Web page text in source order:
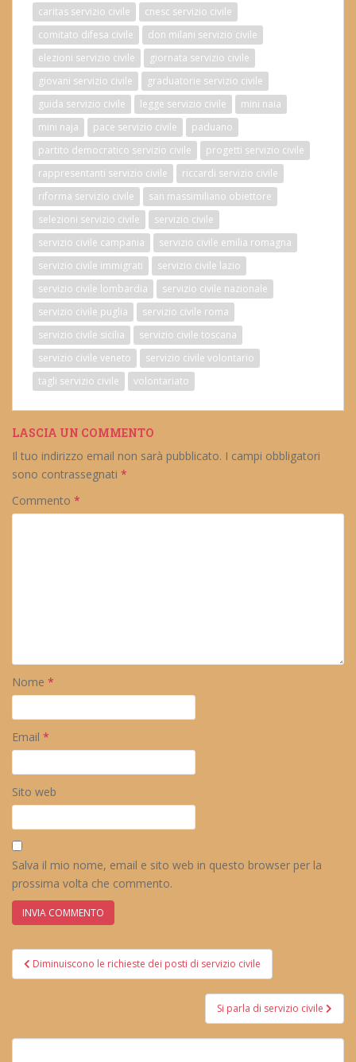
caritas servizio civile
cnesc servizio civile
comitato difesa civile
don milani servizio civile
elezioni servizio civile
giornata servizio civile
giovani servizio civile
graduatorie servizio civile
guida servizio civile
legge servizio civile
mini naia
mini naja
pace servizio civile
paduano
partito democratico servizio civile
progetti servizio civile
rappresentanti servizio civile
riccardi servizio civile
riforma servizio civile
san massimiliano obiettore
selezioni servizio civile
servizio civile
servizio civile campania
servizio civile emilia romagna
servizio civile immigrati
servizio civile lazio
servizio civile lombardia
servizio civile nazionale
servizio civile puglia
servizio civile roma
servizio civile sicilia
servizio civile toscana
servizio civile veneto
servizio civile volontario
tagli servizio civile
volontariato
LASCIA UN COMMENTO
Il tuo indirizzo email non sarà pubblicato. I campi obbligatori
sono contrassegnati *
Commento *
Nome *
Email *
Sito web
Salva il mio nome, email e sito web in questo browser per la
prossima volta che commento.
Navigazione
articoli
Diminuiscono le richieste dei posti di servizio civile
Si parla di servizio civile